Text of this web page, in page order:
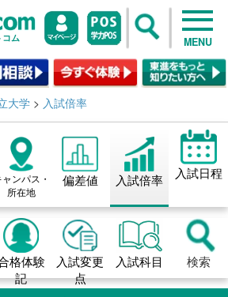
ム MENU
大学 > 入試倍率
ャンパス・
所在地
偏差値 入試倍率 入試日程
格体験
記
入試変更
点
入試科目 検索